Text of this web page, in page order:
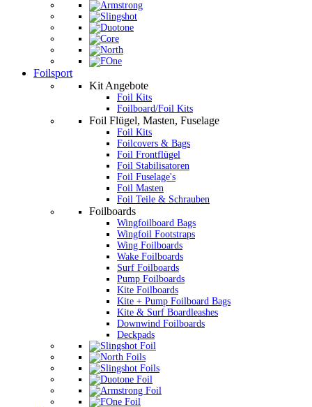
Foilsport
Kit Angebote
Foil Kits
Foilboard/Foil Kits
Foil Flügel, Masten, Fuselage
Foil Kits
Foilcovers & Bags
Foil Frontflügel
Foil Stabilisatoren
Foil Fuselage's
Foil Masten
Foil Teile & Schrauben
Foilboards
Wingfoilboard Bags
Wingfoil Footstraps
Wing Foilboards
Wake Foilboards
Surf Foilboards
Pump Foilboards
Kite Foilboards
Kite + Pump Foilboard Bags
Kite & Surf Boardleashes
Downwind Foilboards
Deckpads